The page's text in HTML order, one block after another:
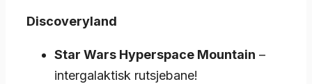
Discoveryland
Star Wars Hyperspace Mountain –
intergalaktisk rutsjebane!